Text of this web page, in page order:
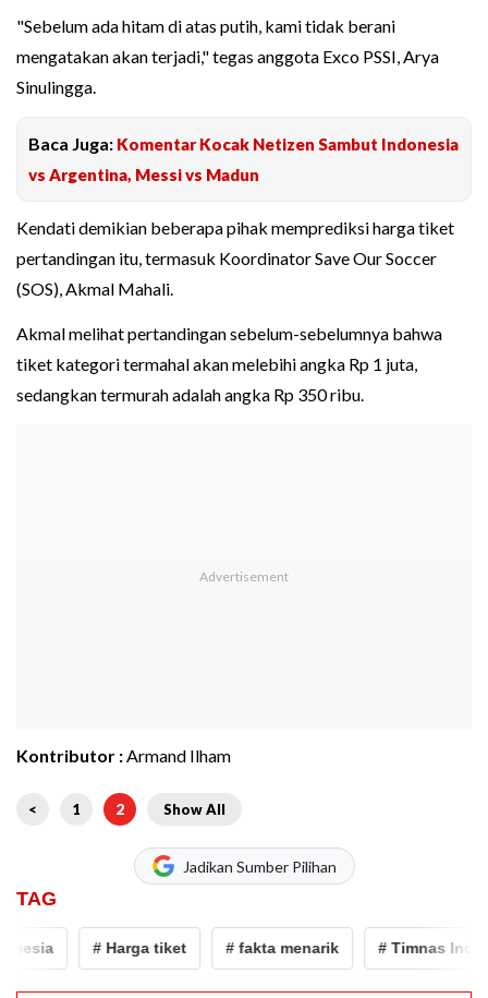
"Sebelum ada hitam di atas putih, kami tidak berani
mengatakan akan terjadi," tegas anggota Exco PSSI, Arya
Sinulingga.
Baca Juga: Komentar Kocak Netizen Sambut Indonesia
vs Argentina, Messi vs Madun
Kendati demikian beberapa pihak memprediksi harga tiket
pertandingan itu, termasuk Koordinator Save Our Soccer
(SOS), Akmal Mahali.
Akmal melihat pertandingan sebelum-sebelumnya bahwa
tiket kategori termahal akan melebihi angka Rp 1 juta,
sedangkan termurah adalah angka Rp 350 ribu.
Kontributor :Armand Ilham
< 1 2 Show All
Jadikan Sumber Pilihan
TAG
# Harga tiket # fakta menarik # Timnas